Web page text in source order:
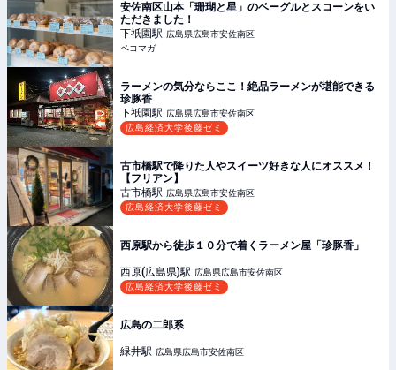
安佐南区山本「珊瑚と星」のベーグルとスコーンをい
ただきました！
下祇園駅 広島県広島市安佐南区
ペコマガ
ラーメンの気分ならここ！絶品ラーメンが堪能できる
珍豚香
下祇園駅 広島県広島市安佐南区
広島経済大学後藤ゼミ
古市橋駅で降りた人やスイーツ好きな人にオススメ！
【フリアン】
古市橋駅 広島県広島市安佐南区
広島経済大学後藤ゼミ
西原駅から徒歩１０分で着くラーメン屋「珍豚香」
西原(広島県)駅 広島県広島市安佐南区
広島経済大学後藤ゼミ
広島の二郎系
緑井駅 広島県広島市安佐南区